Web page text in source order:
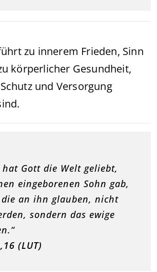
zu innerem Frieden, Sinn
körperlicher Gesundheit,
und Versorgung
hat Gott die Welt geliebt,
eingeborenen Sohn gab,
an ihn glauben, nicht
sondern das ewige
(LUT)